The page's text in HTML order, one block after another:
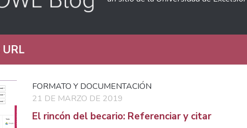
URL
FORMATO Y DOCUMENTACIÓN
21 DE MARZO DE 2019
El rincón del becario: Referenciar y citar